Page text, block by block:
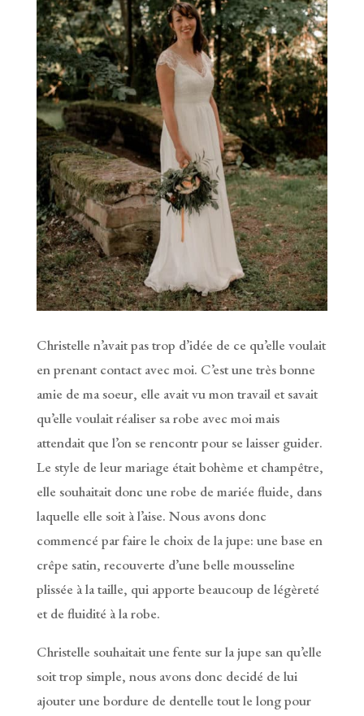
Christelle n’avait pas trop d’idée de ce qu’elle voulait
en prenant contact avec moi. C’est une très bonne
amie de ma soeur, elle avait vu mon travail et savait
qu’elle voulait réaliser sa robe avec moi mais
attendait que l’on se rencontr pour se laisser guider.
Le style de leur mariage était bohème et champêtre,
elle souhaitait donc une robe de mariée fluide, dans
laquelle elle soit à l’aise. Nous avons donc
commencé par faire le choix de la jupe: une base en
crêpe satin, recouverte d’une belle mousseline
plissée à la taille, qui apporte beaucoup de légèreté
et de fluidité à la robe.
Christelle souhaitait une fente sur la jupe san qu’elle
soit trop simple, nous avons donc decidé de lui
ajouter une bordure de dentelle tout le long pour